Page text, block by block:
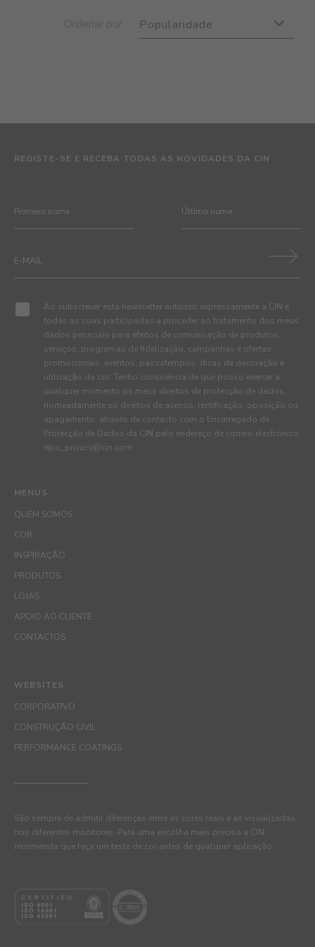
Popularidade
MENUS
QUEM SOMOS
COR
INSPIRAÇÃO
PRODUTOS
LOJAS
APOIO AO CLIENTE
CONTACTOS
REGISTE-SE E RECEBA TODAS AS NOVIDADES DA CIN
Ao subscrever esta newsletter autorizo expressamente a CIN e
todas as suas participadas a proceder ao tratamento dos meus
dados pessoais para efeitos de comunicação de produtos,
serviços, programas de fidelização, campanhas e ofertas
promocionais, eventos, passatempos, dicas de decoração e
utilização da cor. Tenho consciência de que posso exercer a
qualquer momento os meus direitos de protecção de dados,
nomeadamente os direitos de acesso, rectificação, oposição ou
apagamento, através de contacto com o Encarregado de
Protecção de Dados da CIN pelo endereço de correio electrónico
dpo_privacy@cin.com
WEBSITES
CORPORATIVO
CONSTRUÇÃO CIVIL
PERFORMANCE COATINGS
São sempre de admitir diferenças entre as cores reais e as visualizadas
nos diferentes monitores. Para uma escolha mais precisa a CIN
recomenda que faça um teste de cor antes de qualquer aplicação.